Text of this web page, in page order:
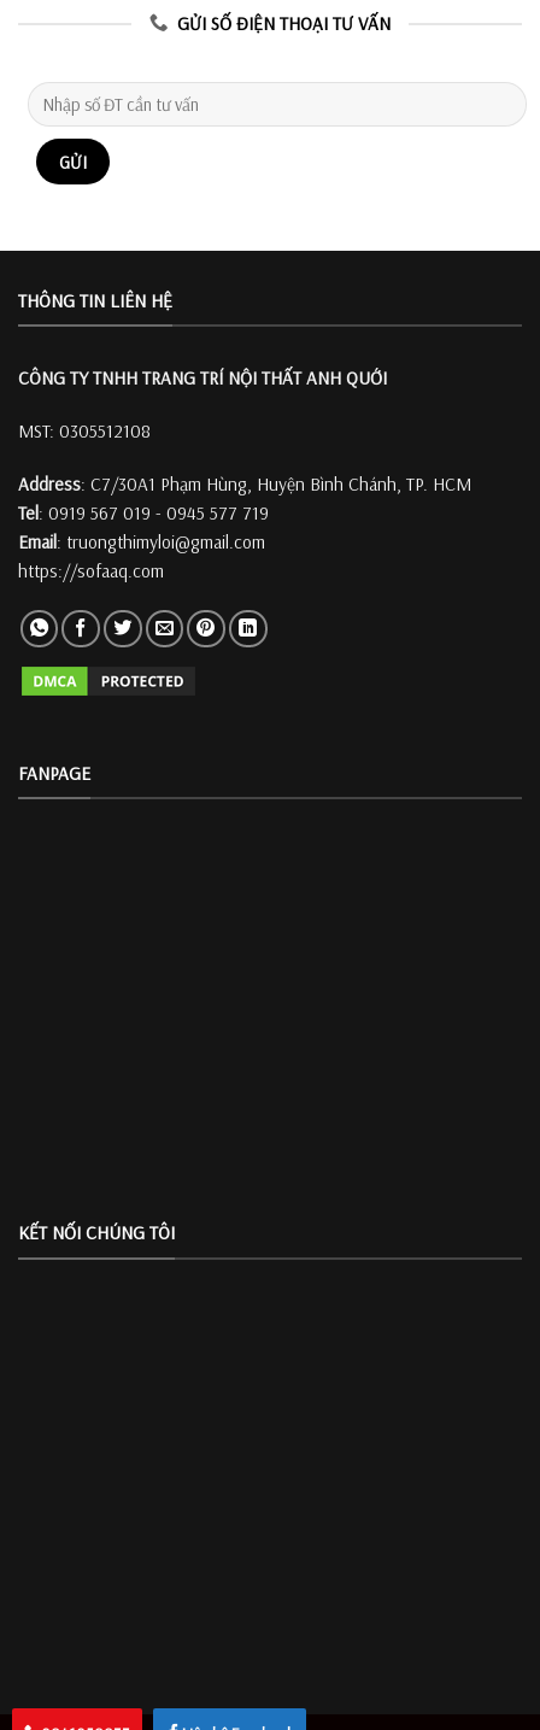
GỬI SỐ ĐIỆN THOẠI TƯ VẤN
THÔNG TIN LIÊN HỆ
CÔNG TY TNHH TRANG TRÍ NỘI THẤT ANH QUỚI
MST: 0305512108
Address: C7/30A1 Phạm Hùng, Huyện Bình Chánh, TP. HCM
Tel: 0919 567 019 - 0945 577 719
Email: truongthimyloi@gmail.com
https://sofaaq.com
FANPAGE
KẾT NỐI CHÚNG TÔI